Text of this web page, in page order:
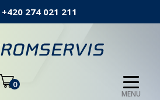
+420 274 021 211
0
MENU